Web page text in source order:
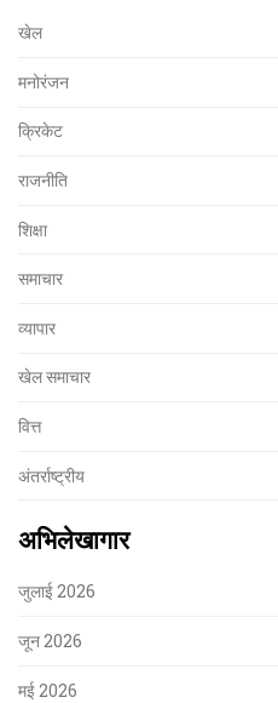
खेल
मनोरंजन
क्रिकेट
राजनीति
शिक्षा
समाचार
व्यापार
खेल समाचार
वित्त
अंतर्राष्ट्रीय
अभिलेखागार
जुलाई 2026
जून 2026
मई 2026